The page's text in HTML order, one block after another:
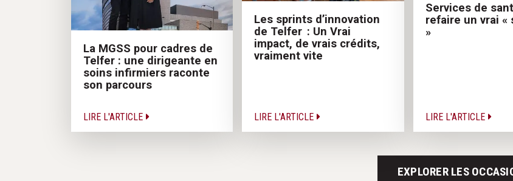
La MGSS pour cadres de
Telfer : une dirigeante en
soins infirmiers raconte
son parcours
LIRE L'ARTICLE
Les sprints d’innovation
de Telfer : Un Vrai
impact, de vrais crédits,
vraiment vite
LIRE L'ARTICLE
Services de
refaire un vrai «
»
LIRE L'ARTICLE
EXPLORER LES